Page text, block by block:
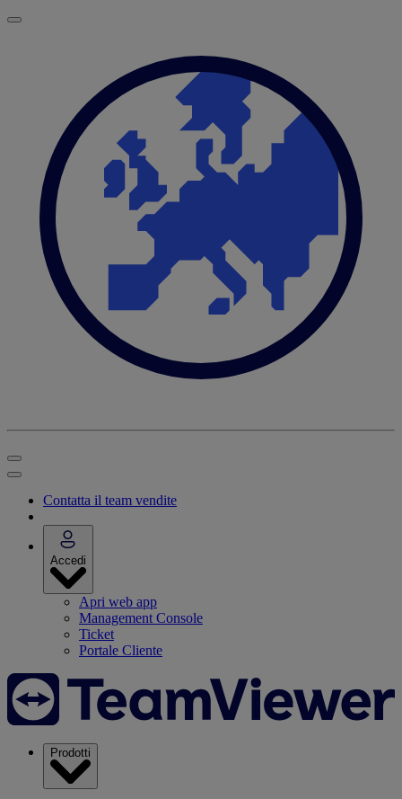
Contatta il team vendite
Accedi
Apri web app
Management Console
Ticket
Portale Cliente
Prodotti